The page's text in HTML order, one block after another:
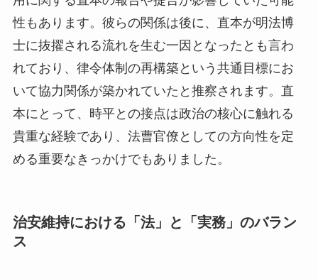
性もあります。彼らの関係は後に、直本が明法博
士に抜擢される流れを生む一因となったとも言わ
れており、律令体制の再構築という共通目標にお
いて協力関係が築かれていたと推察されます。直
本にとって、時平との接点は政治の核心に触れる
貴重な経験であり、法曹官僚としての方向性を定
める重要なきっかけでもありました。
治安維持における「法」と「実務」のバラン
ス